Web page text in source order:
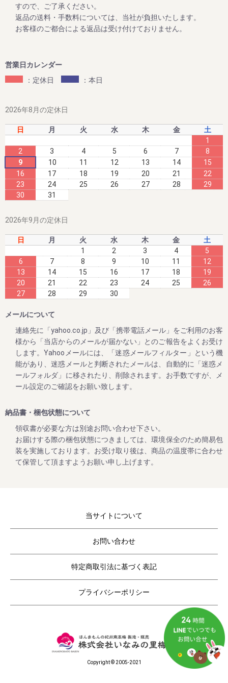
この度、2023年12月25日までの期間中、高級南高梅のご家
庭用梅干1kg×2個セットと1kg×3個セットが大変お得にお買
い求めいただけるお買い得企画を開催します。また、期間中
さい。
夏のお買い得企画 ～夏のダブル企画のご案内～
毎年大好評をいただいてる梅企画です。
期間は８月末まで。
2023/06/09
新梅ご予約開始！ ～夏のダブル企画のご案内～
だ、紀州南高梅 しそ漬け 1.2kg。
いつもご愛顧いただいている皆様に、いち早くお届けした
い!!
そんな想いで、今年も早期ご予約スタート!!!!
2023/04/26
ゴールデンウィークの営業のお知らせ
平素は格別のご高配を賜り厚く御礼申し上げます。
表記の件、下記の通りご案内させていただきます。
何かとご迷惑をお掛け致しますが、何卒ご理解とご協力を賜
りますよう宜しくお願い致します。
【休業日】
5月3日(水曜日) ～ ５月7日（日曜日）
【平常通り営業】
5月8日(月曜日) ～
毎年大好評をいただいてる梅企画です。
ご家庭用の紀州南高梅がお得にお買い求めいただけます。
さらに今回もキャンペーン期間中にお買上げいただいたお客
様全員に「梅エキス飴」をプレゼントします。
年末年始期間中の営業日の営業のお知らせ
平素は格別のご高配を賜り厚く御礼申し上げます。
すので、ご了承ください。
返品の送料・手数料については、当社が負担いたします。
お客様のご都合による返品は受け付けておりません。
営業日カレンダー
：定休日
：本日
2026年8月の定休日
日 月 火 水 木 金
土
1
2
3 4 5 6 7
8
9
10 11 12 13 14
15
16
17 18 19 20 21
22
23
24 25 26 27 28
29
30
31
2026年9月の定休日
日 月 火 水 木 金
土
1
2 3 4
5
6
7 8 9 10 11
12
13
14 15 16 17 18
19
20
21 22 23 24 25
26
27
28 29 30
メールについて
連絡先に「yahoo.co.jp」及び「携帯電話メール」をご利用のお客
様から「当店からのメールが届かない」とのご報告をよくお受け
します。Yahooメールには、「迷惑メールフィルター」という機
能があり、迷惑メールと判断されたメールは、自動的に「迷惑メ
ールフォルダ」に移されたり、削除されます。お手数ですが、メ
ール設定のご確認をお願い致します。
納品書・梱包状態について
領収書が必要な方は別途お問い合わせ下さい。
お届けする際の梱包状態につきましては、環境保全のため簡易包
装を実施しております。お受け取り後は、商品の温度帯に合わせ
て保管して頂ますようお願い申し上げます。
当サイトについて
お問い合わせ
特定商取引法に基づく表記
プライバシーポリシー
Copyright © 2005-2021